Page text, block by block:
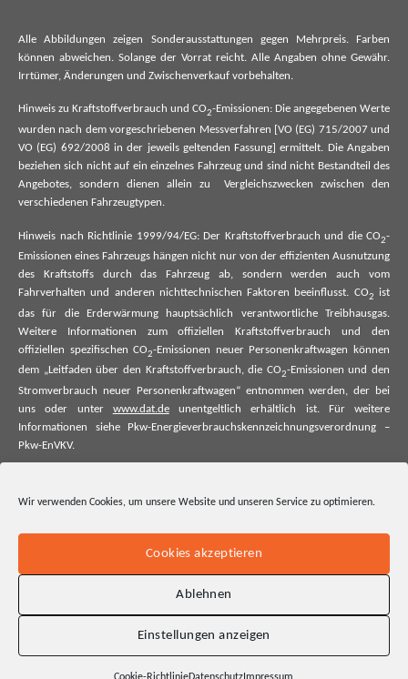
Wir verwenden Cookies, um unsere Website und unseren Service zu optimieren.
Cookies akzeptieren
Ablehnen
Einstellungen anzeigen
Alle Abbildungen zeigen Sonderausstattungen gegen Mehrpreis. Farben
können abweichen. Solange der Vorrat reicht. Alle Angaben ohne Gewähr.
Irrtümer, Änderungen und Zwischenverkauf vorbehalten.
Hinweis zu Kraftstoffverbrauch und CO2-Emissionen: Die angegebenen Werte
wurden nach dem vorgeschriebenen Messverfahren [VO (EG) 715/2007 und
VO (EG) 692/2008 in der jeweils geltenden Fassung] ermittelt. Die Angaben
beziehen sich nicht auf ein einzelnes Fahrzeug und sind nicht Bestandteil des
Angebotes, sondern dienen allein zu Vergleichszwecken zwischen den
verschiedenen Fahrzeugtypen.
Hinweis nach Richtlinie 1999/94/EG: Der Kraftstoffverbrauch und die CO2-
Emissionen eines Fahrzeugs hängen nicht nur von der effizienten Ausnutzung
des Kraftstoffs durch das Fahrzeug ab, sondern werden auch vom
Fahrverhalten und anderen nichttechnischen Faktoren beeinflusst. CO2
ist
das für die Erderwärmung hauptsächlich verantwortliche Treibhausgas.
Weitere Informationen zum offiziellen Kraftstoffverbrauch und den
offiziellen spezifischen CO2-Emissionen neuer Personenkraftwagen können
dem „Leitfaden über den Kraftstoffverbrauch, die CO2-Emissionen und den
Stromverbrauch neuer Personenkraftwagen“ entnommen werden, der bei
uns oder unter www.dat.deunentgeltlich erhältlich ist. Für weitere
Informationen siehe Pkw-Energieverbrauchskennzeichnungsverordnung –
Pkw-EnVKV.
offiziellen spezifischen CO₂-Emissionen und ggf. zum Stromverbrauch neuer
offiziellen spezifischen CO₂-Emissionen und den offiziellen Stromverbrauch
neuer Pkw entnommen werden. Dieser ist an allen Verkaufsstellen und bei
der Deutschen Automobil Treuhand GmbH unentgeltlich erhältlich, sowie